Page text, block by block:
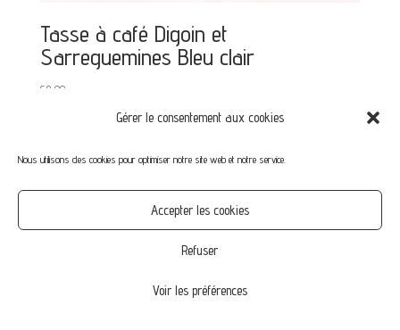
Gérer le consentement aux cookies
Nous utilisons des cookies pour optimiser notre site web et notre service.
Accepter les cookies
Refuser
Voir les préférences
Tasse à café Digoin et
Sarreguemines Bleu clair
€8,00
Mot de passe perdu